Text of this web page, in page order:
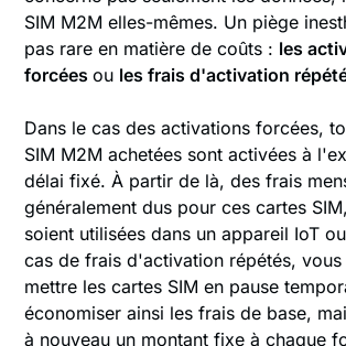
SIM M2M elles-mêmes. Un piège
pas rare en matière de coûts : les
forcéesou les frais d'activation
Dans le cas des activations forcées,
SIM M2M achetées sont activées à
délai fixé. À partir de là, des frais
généralement dus pour ces cartes
soient utilisées dans un appareil IoT
cas de frais d'activation répétés,
mettre les cartes SIM en pause
économiser ainsi les frais de base,
à nouveau un montant fixe à chaque